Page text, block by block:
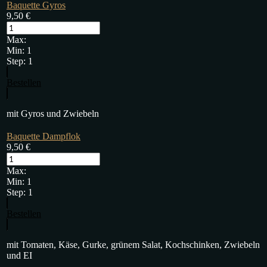
Baquette Gyros
9,50 €
Max:
Min: 1
Step: 1
mit Gyros und Zwiebeln
Baquette Dampflok
9,50 €
Max:
Min: 1
Step: 1
mit Tomaten, Käse, Gurke, grünem Salat, Kochschinken, Zwiebeln
und EI